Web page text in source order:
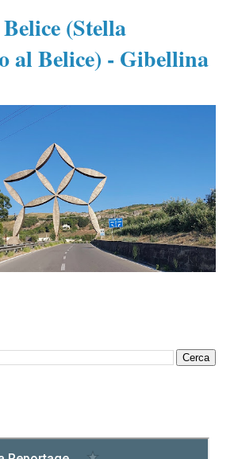
(Stella
al Belice) - Gibellina